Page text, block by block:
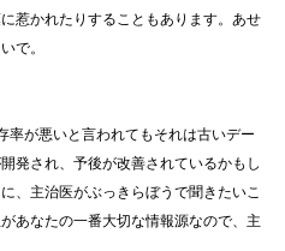
惹かれたりすることもあります。あせ
で。
率が悪いと言われてもそれは古いデー
発され、予後が改善されているかもし
、主治医がぶっきらぼうで聞きたいこ
あなたの一番大切な情報源なので、主